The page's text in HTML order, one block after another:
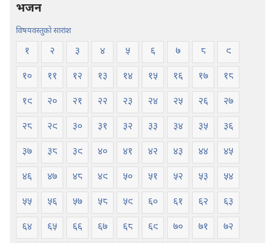
भजन
विषयवस्तुको सारांश
१ २ ३ ४ ५ ६ ७ ८
९
१०
११ १२ १३ १४ १५ १६ १७
१८
१९
२० २१ २२ २३ २४ २५ २६
२७
२८
२९ ३० ३१ ३२ ३३ ३४ ३५
३६
३७
३८ ३९ ४० ४१ ४२ ४३ ४४
४५
४६
४७ ४८ ४९ ५० ५१ ५२ ५३
५४
५५
५६ ५७ ५८ ५९ ६० ६१ ६२
६३
६४
६५ ६६ ६७ ६८ ६९ ७० ७१
७२